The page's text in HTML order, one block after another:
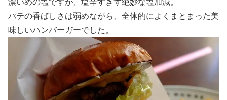
濃いめの塩ですが、塩辛すぎず絶妙な塩加減。
パテの香ばしさは弱めながら、全体的によくまとまった美
味しいハンバーガーでした。